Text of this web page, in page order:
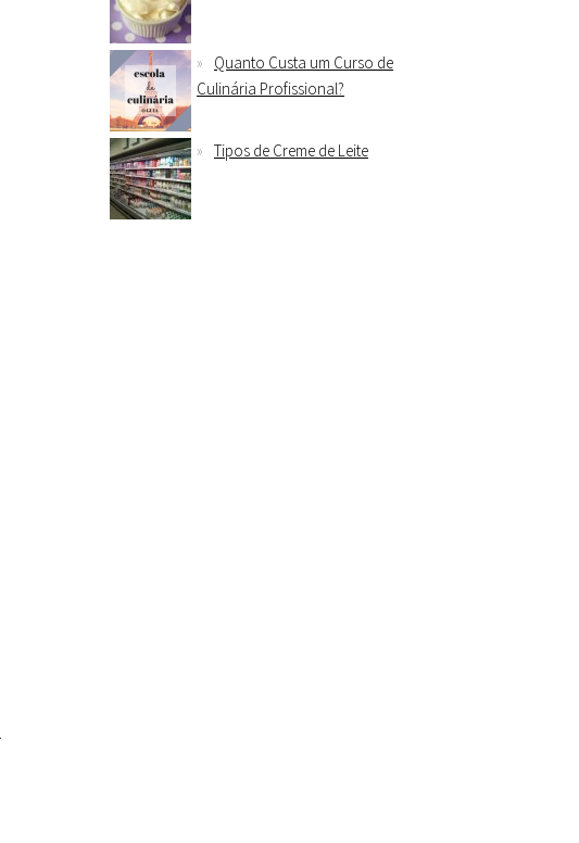
Quanto Custa um Curso de
Culinária Profissional?
Tipos de Creme de Leite